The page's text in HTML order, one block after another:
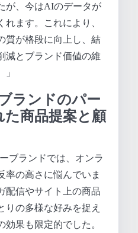
が、今はAIのデータが
ます。これにより、
質が格段に向上し、結
減とブランド価値の維
ランドのパー
商品提案と顧
ブランドでは、オンラ
率の高さに悩んでいま
配信やサイト上の商品
りの多様な好みを捉え
効果も限定的でした。